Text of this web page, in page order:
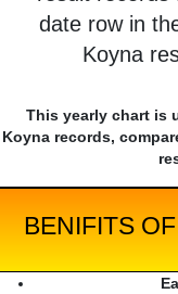
date row in
Koyna
This yearly chart is
Koyna records,
BENIFITS